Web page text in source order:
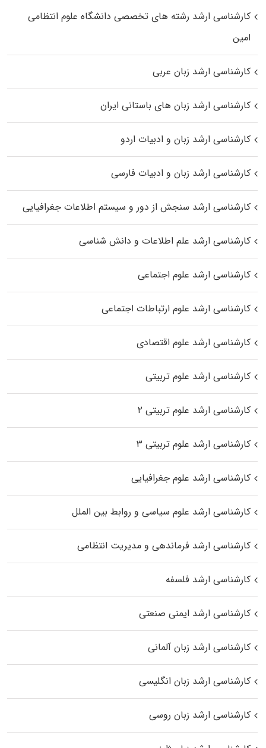
کارشناسی ارشد رﺷﺘﻪ ﻫﺎی تخصصی داﻧﺸﮕﺎه ﻋﻠﻮم انتظامی
اﻣﻴﻦ
کارشناسی ارشد زبان عربی
کارشناسی ارشد زبان‌ های باستانی ایران
کارشناسی ارشد زبان و ادبیات اردو
کارشناسی ارشد زبان و ادبیات فارسی
کارشناسی ارشد سنجش از دور و سیستم اطلاعات جغرافیایی
کارشناسی ارشد علم اطلاعات و دانش شناسی
کارشناسی ارشد علوم اجتماعی
کارشناسی ارشد علوم ارتباطات اجتماعی
کارشناسی ارشد علوم اقتصادی
کارشناسی ارشد علوم تربیتی
کارشناسی ارشد علوم تربیتی ۲
کارشناسی ارشد علوم تربیتی ۳
کارشناسی ارشد علوم جغرافیایی
کارشناسی ارشد علوم سیاسی و روابط بین الملل
کارشناسی ارشد فرماندهی و مدیریت انتظامی
کارشناسی ارشد فلسفه
کارشناسی ارشد ایمنی صنعتی
کارشناسی ارشد زبان آلمانی
کارشناسی ارشد زبان انگلیسی
کارشناسی ارشد زبان روسی